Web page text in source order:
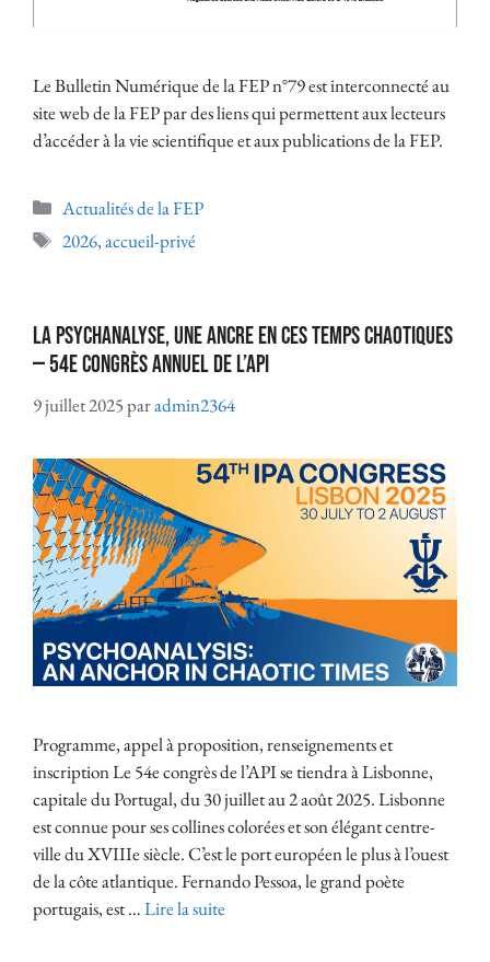
Le Bulletin Numérique de la FEP n°79 est interconnecté au
site web de la FEP par des liens qui permettent aux lecteurs
d’accéder à la vie scientifique et aux publications de la FEP.
Actualités de la FEP
2026,accueil-privé
La psychanalyse, une ancre en ces temps chaotiques
— 54e Congrès annuel de l’API
9 juillet 2025paradmin2364
Programme, appel à proposition, renseignements et
inscription Le 54e congrès de l’API se tiendra à Lisbonne,
capitale du Portugal, du 30 juillet au 2 août 2025. Lisbonne
est connue pour ses collines colorées et son élégant centre-
ville du XVIIIe siècle. C’est le port européen le plus à l’ouest
de la côte atlantique. Fernando Pessoa, le grand poète
portugais, est …Lire la suite